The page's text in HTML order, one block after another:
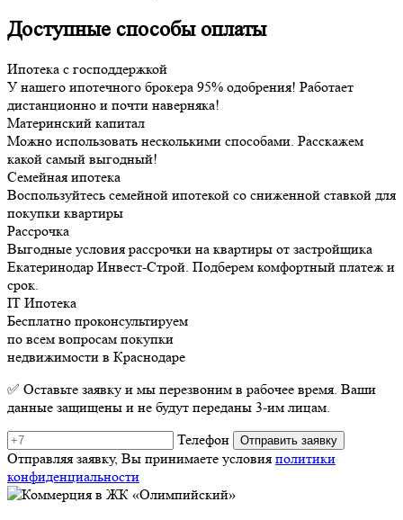
Доступные способы оплаты
Ипотека с господдержкой
У нашего ипотечного брокера 95% одобрения! Работает
дистанционно и почти наверняка!
Материнский капитал
Можно использовать несколькими способами. Расскажем
какой самый выгодный!
Семейная ипотека
Воспользуйтесь семейной ипотекой со сниженной ставкой для
покупки квартиры
Рассрочка
Выгодные условия рассрочки на квартиры от застройщика
Екатеринодар Инвест-Строй. Подберем комфортный платеж и
срок.
IT Ипотека
Бесплатно проконсультируем
по всем вопросам покупки
недвижимости в Краснодаре
✅ Оставьте заявку и мы перезвоним в рабочее время. Ваши
данные защищены и не будут переданы 3-им лицам.
Телефон
Отправляя заявку, Вы принимаете условия политики
конфиденциальности